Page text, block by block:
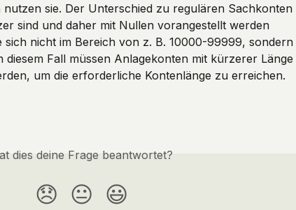
nutzen sie. Der Unterschied zu regulären Sachkonten
sind und daher mit Nullen vorangestellt werden
sich nicht im Bereich von z. B. 10000-99999, sondern
diesem Fall müssen Anlagekonten mit kürzerer Länge
um die erforderliche Kontenlänge zu erreichen.
dies deine Frage beantwortet?
😞 😐 😃